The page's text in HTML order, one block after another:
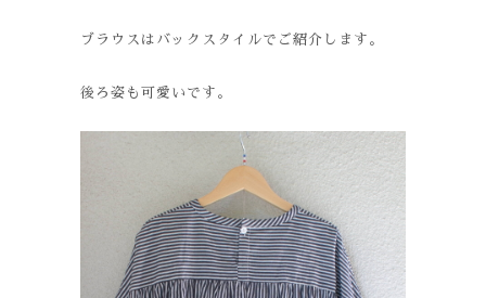
ブラウスはバックスタイルでご紹介します。
後ろ姿も可愛いです。